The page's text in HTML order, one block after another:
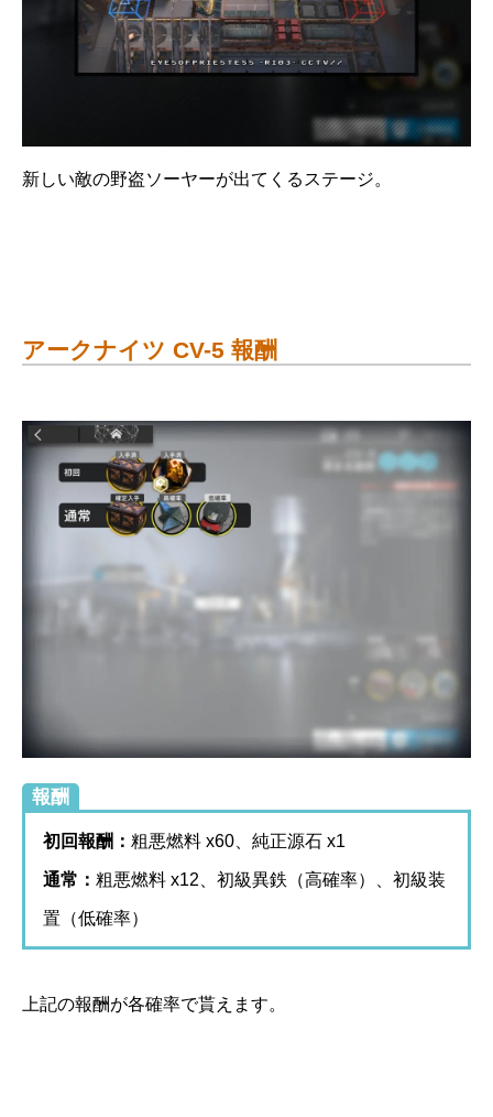
新しい敵の野盗ソーヤーが出てくるステージ。
アークナイツ CV-5 報酬
報酬
初回報酬： 粗悪燃料 x60、純正源石 x1
通常： 粗悪燃料 x12、初級異鉄（高確率）、初級装
置（低確率）
上記の報酬が各確率で貰えます。